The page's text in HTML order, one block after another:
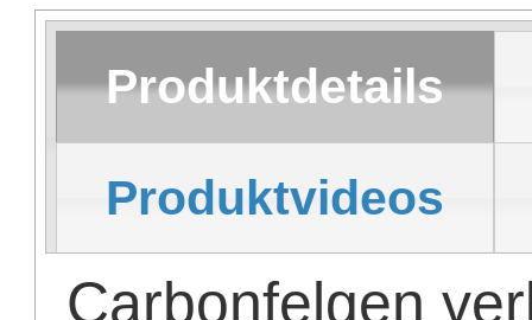
Produktdetails
Produktvideos
Carbonfelgen